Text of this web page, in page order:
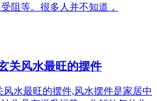
阻等。很多人并不知道，
关风水最旺的摆件
风水最旺的摆件,风水摆件是家居中